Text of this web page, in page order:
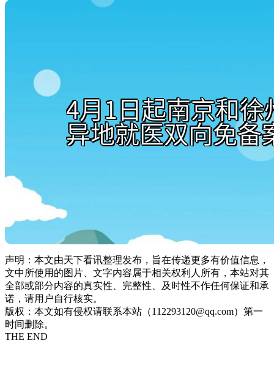
声明：本文由天下看讯整理发布，旨在传递更多有价值信息，
文中所使用的图片、文字内容属于相关权利人所有，本站对其
全部或部分内容的真实性、完整性、及时性不作任何保证和承
诺，请用户自行核实。
版权：本文如有侵权请联系本站（112293120@qq.com）第一
时间删除。
THE END